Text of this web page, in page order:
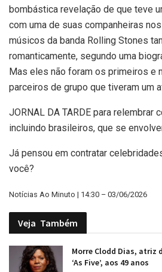
bombástica revelação de que teve
com uma de suas companheiras
músicos da banda Rolling Stones
romanticamente, segundo uma
Mas eles não foram os primeiros e
parceiros de grupo que tiveram um
JORNAL DA TARDE para relembrar
incluindo brasileiros, que se
Já pensou em contratar
você?
Notícias Ao Minuto | 14:30 – 03/06/2026
Veja Também
Morre Clodd Dias, atriz
‘As Five’, aos 49 anos